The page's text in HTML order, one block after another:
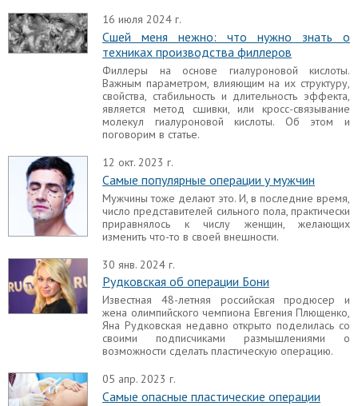
16 июля 2024 г.
Сшей меня нежно: что нужно знать о
техниках производства филлеров
Филлеры на основе гиалуроновой кислоты.
Важным параметром, влияющим на их структуру,
свойства, стабильность и длительность эффекта,
является метод сшивки, или кросс-связывание
молекул гиалуроновой кислоты. Об этом и
поговорим в статье.
12 окт. 2023 г.
Самые популярные операции у мужчин
Мужчины тоже делают это. И, в последние время,
число представителей сильного пола, практически
приравнялось к числу женщин, желающих
изменить что-то в своей внешности.
30 янв. 2024 г.
Рудковская об операции Бони
Известная 48-летняя российская продюсер и
жена олимпийского чемпиона Евгения Плющенко,
Яна Рудковская недавно открыто поделилась со
своими подписчиками размышлениями о
возможности сделать пластическую операцию.
05 апр. 2023 г.
Самые опасные пластические операции